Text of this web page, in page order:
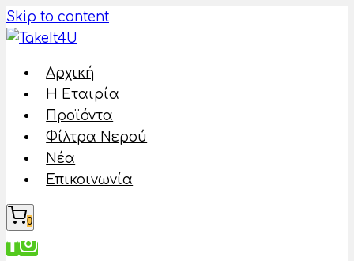
Skip to content
Αρχική
Η Εταιρία
Προϊόντα
Φίλτρα Νερού
Νέα
Επικοινωνία
0